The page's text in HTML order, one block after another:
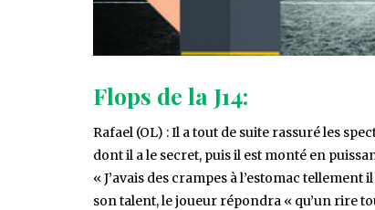
Flops de la J14:
Rafael (OL) : Il a tout de suite rassuré les
dont il a le secret, puis il est monté en
« J’avais des crampes à l’estomac
son talent, le joueur répondra « qu’un rire